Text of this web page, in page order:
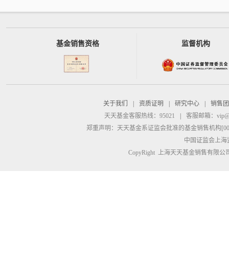
基金销售资格 监督机构
关于我们 资质证明 研究中心
销售
天天基金客服热线：95021
客服邮箱：
郑重声明： 天天基金系证监会批准的基金销售机构
中国证监会上
CopyRight 上海天天基金销售有限